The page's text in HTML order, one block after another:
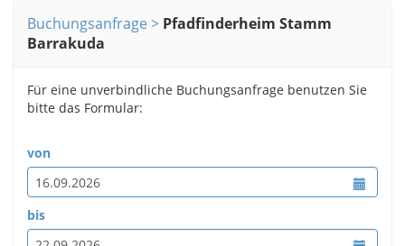
Buchungsanfrage
Pfadfinderheim Stamm
Barrakuda
Für eine unverbindliche Buchungsanfrage benutzen Sie
bitte das Formular:
von
bis